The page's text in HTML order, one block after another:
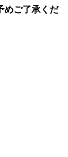
めご了承くだ